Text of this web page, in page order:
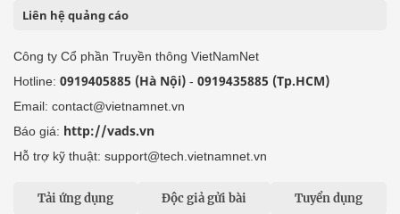
Liên hệ quảng cáo
Công ty Cổ phần Truyền thông VietNamNet
Hotline: 0919405885 (Hà Nội) - 0919435885 (Tp.HCM)
Email: contact@vietnamnet.vn
Báo giá: http://vads.vn
Hỗ trợ kỹ thuật: support@tech.vietnamnet.vn
Tải ứng dụng Độc giả gửi bài Tuyển dụng